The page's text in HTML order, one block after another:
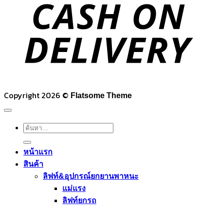
Copyright 2026 © Flatsome Theme
ค้นหา:
หน้าแรก
สินค้า
ลิฟท์&อุปกรณ์ยกยานพาหนะ
แม่แรง
ลิฟท์ยกรถ